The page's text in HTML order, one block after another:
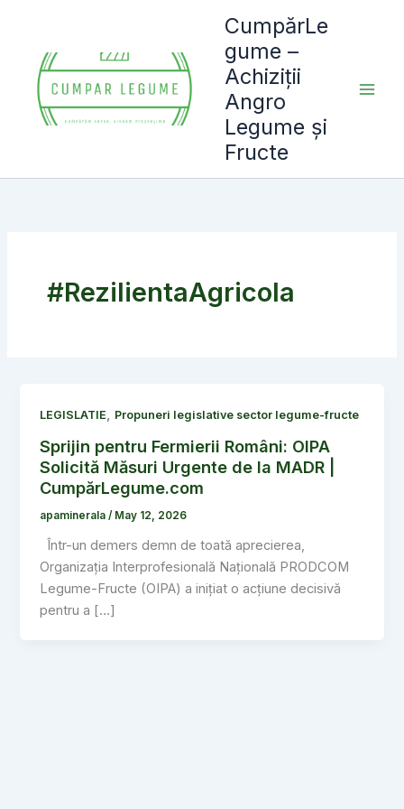
content
CumpărLe
gume –
Achiziții
Angro
Legume și
Fructe
#RezilientaAgricola
LEGISLATIE, Propuneri legislative sector legume-fructe
Sprijin pentru Fermierii Români: OIPA
Solicită Măsuri Urgente de la MADR |
CumpărLegume.com
apaminerala/ May 12, 2026
Într-un demers demn de toată aprecierea,
Organizația Interprofesională Națională PRODCOM
Legume-Fructe (OIPA) a inițiat o acțiune decisivă
pentru a […]